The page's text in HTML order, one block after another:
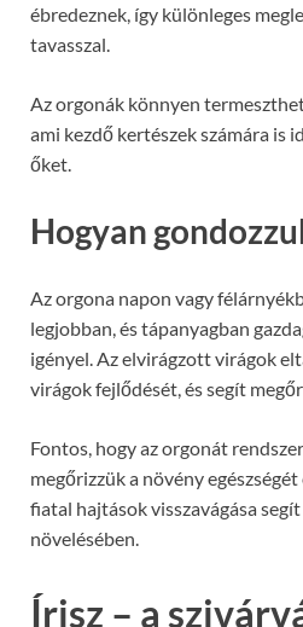
ébredeznek, így különleges
tavasszal.
Az orgonák könnyen
ami kezdő kertészek számára is
őket.
Hogyan
Az orgona napon vagy
legjobban, és tápanyagban
igényel. Az elvirágzott virágok
virágok fejlődését, és segít
Fontos, hogy az orgonát
megőrizzük a növény
fiatal hajtások visszavágása
növelésében.
Írisz – a